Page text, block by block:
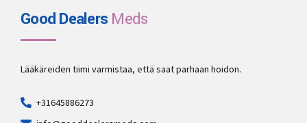
Good DealersMeds
Lääkäreiden tiimi varmistaa, että saat parhaan hoidon.
+31645886273